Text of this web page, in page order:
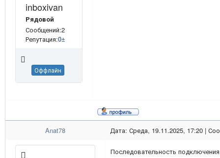
inboxivan
Рядовой
Сообщений:2
Репутация:0±
Оффлайн
Anat78 Дата: Среда, 19.11.2025, 17:20 |
Последовательность